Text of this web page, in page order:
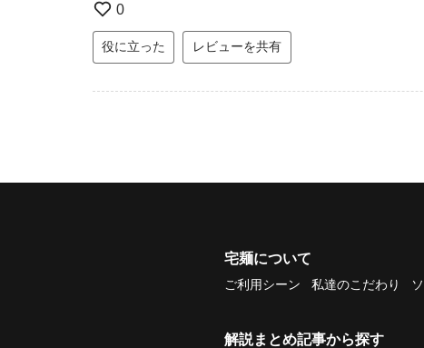
0
役に立った レビューを共有
宅麺について
ご利用シーン 私達のこだわり
解説まとめ記事から探す